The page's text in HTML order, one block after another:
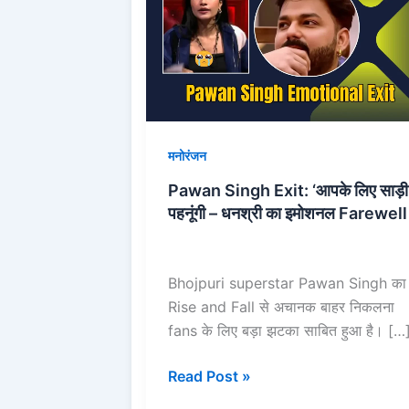
मनोरंजन
Pawan Singh Exit: ‘आपके लिए साड़ी
पहनूंगी – धनश्री का इमोशनल Farewell
Bhojpuri superstar Pawan Singh का
Rise and Fall से अचानक बाहर निकलना
fans के लिए बड़ा झटका साबित हुआ है।
Exit:
‘आपके
लिए
साड़ी
धनश्री
का
इमोशनल
Farewell
Read Post »